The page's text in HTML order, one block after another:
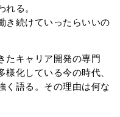
る。
き続けていったらいいの
たキャリア開発の専門
化している今の時代、
く語る。その理由は何な